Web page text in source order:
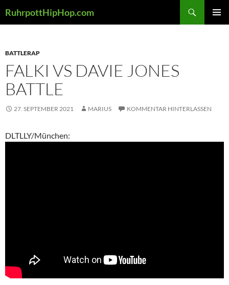
Inhalt
RuhrpottHipHop.com
BATTLERAP
FALKI VS DAVIE JONES
BATTLE
27. SEPTEMBER 2021 MARIUS KOMMENTAR HINTERLASSEN
DLTLLY/München: